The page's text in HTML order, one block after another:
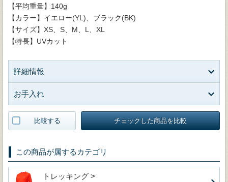
【平均重量】140g
【カラー】イエロー(YL)、ブラック(BK)
【サイズ】XS、S、M、L、XL
【特長】UVカット
詳細情報
お手入れ
比較する チェックした商品を比較
この商品が属するカテゴリ
トレッキング >